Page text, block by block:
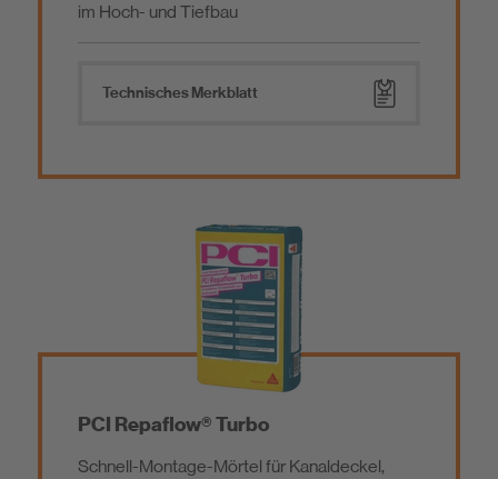
im Hoch- und Tiefbau
Technisches Merkblatt
PCI Repaflow® Turbo
Schnell-Montage-Mörtel für Kanaldeckel,